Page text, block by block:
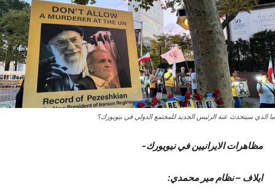
ما الذي سيتحدث عنه الرئيس الجديد للمجتمع الدولي في نيويورك؟
مظاهرات الایرانیین في نیویورك-
ایلاف – نظام مير محمدي: